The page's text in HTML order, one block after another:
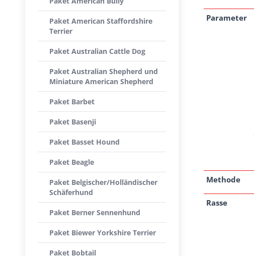
Parameter
Methode
Rasse
Paket American Staffordshire
Terrier
Paket Australian Cattle Dog
Paket Australian Shepherd und
Miniature American Shepherd
Paket Barbet
Paket Basenji
Paket Basset Hound
Paket Beagle
Paket Belgischer/Holländischer
Schäferhund
Paket Berner Sennenhund
Paket Biewer Yorkshire Terrier
Paket Bobtail